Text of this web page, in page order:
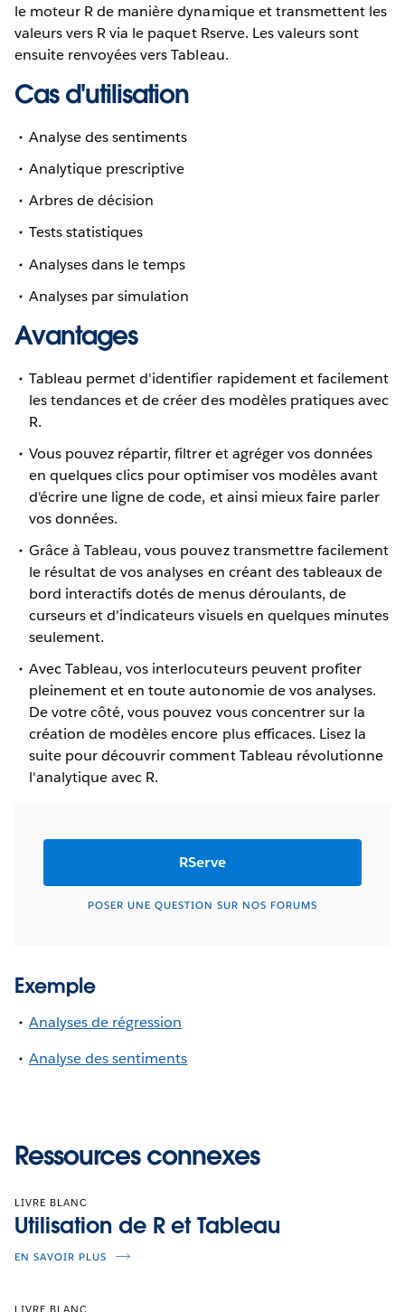
le moteur R de manière dynamique et transmettent les
valeurs vers R via le paquet Rserve. Les valeurs sont
ensuite renvoyées vers Tableau.
Cas d'utilisation
Analyse des sentiments
Analytique prescriptive
Arbres de décision
Tests statistiques
Analyses dans le temps
Analyses par simulation
Avantages
Tableau permet d'identifier rapidement et facilement
les tendances et de créer des modèles pratiques avec
R.
Vous pouvez répartir, filtrer et agréger vos données
en quelques clics pour optimiser vos modèles avant
d'écrire une ligne de code, et ainsi mieux faire parler
vos données.
Grâce à Tableau, vous pouvez transmettre facilement
le résultat de vos analyses en créant des tableaux de
bord interactifs dotés de menus déroulants, de
curseurs et d'indicateurs visuels en quelques minutes
seulement.
Avec Tableau, vos interlocuteurs peuvent profiter
pleinement et en toute autonomie de vos analyses.
De votre côté, vous pouvez vous concentrer sur la
création de modèles encore plus efficaces. Lisez la
suite pour découvrir comment Tableau révolutionne
l'analytique avec R.
RServe
POSER UNE QUESTION SUR NOS FORUMS
Exemple
Analyses de régression
Analyse des sentiments
Ressources connexes
LIVRE BLANC
Utilisation de R et Tableau
EN SAVOIR PLUS